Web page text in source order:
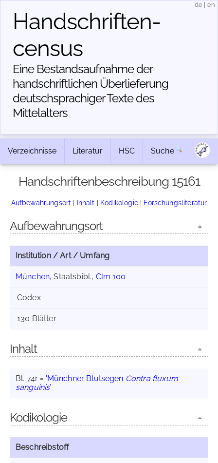
Handschriften­
census
Eine Bestandsaufnahme der
handschriftlichen Über­lieferung
deutschsprachiger Texte des
Mittelalters
de en
Verzeichnisse Literatur HSC Suche
Handschriftenbeschreibung 15161
Aufbewahrungsort | Inhalt | Kodikologie| Forschungsliteratur
Aufbewahrungsort
Institution / Art / Umfang
München, Staatsbibl., Clm 100
Codex
130 Blätter
Inhalt
Bl. 74r = 'Münchner Blutsegen Contra fluxum
sanguinis'
Kodikologie
Beschreibstoff